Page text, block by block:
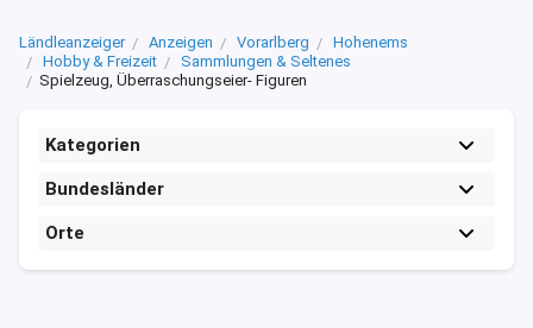
Ländleanzeiger Anzeigen Vorarlberg
Hohenems
Hobby & Freizeit
Sammlungen & Seltenes
Spielzeug, Überraschungseier- Figuren
Kategorien
Bundesländer
Orte